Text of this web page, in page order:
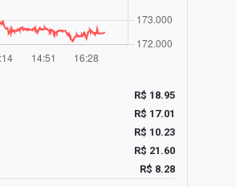
R$ 18.95
R$ 17.01
R$ 10.23
R$ 21.60
R$ 8.28